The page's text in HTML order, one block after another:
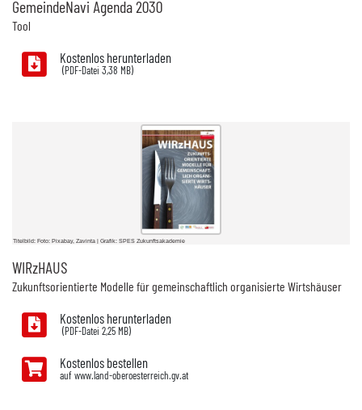
GemeindeNavi Agenda 2030
Tool
Kostenlos herunterladen
3,38 MB)
Titelbild: Foto: Pixabay, Zavinta | Grafik: SPES Zukunftsakademie
WIRzHAUS
Zukunftsorientierte Modelle für gemeinschaftlich organisierte Wirtshäuser
Kostenlos herunterladen
2,25 MB)
Kostenlos bestellen
auf www.land-oberoesterreich.gv.at